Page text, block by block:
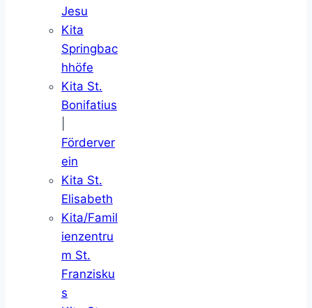
Jesu
Kita
Springbac
hhöfe
Kita St.
Bonifatius
Förderver
ein
Kita St.
Elisabeth
Kita/Famil
ienzentru
m St.
Franzisku
s